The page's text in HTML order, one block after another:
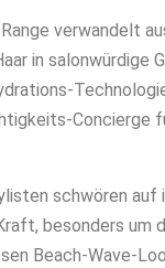
verwandelt
in salonwürdige
Concierge
schwören auf
besonders um
Beach-Wave-